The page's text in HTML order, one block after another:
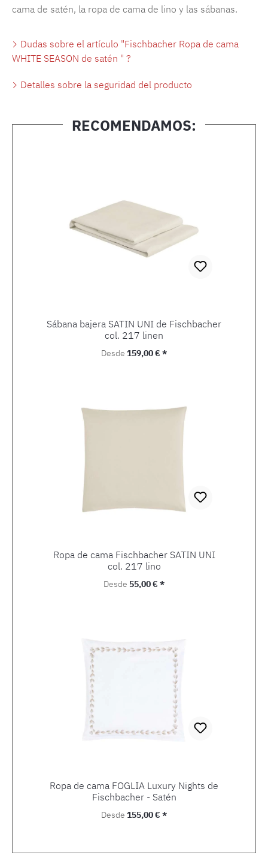
cama de satén, la ropa de cama de lino y las sábanas.
Dudas sobre el artículo "Fischbacher Ropa de cama
WHITE SEASON de satén " ?
Detalles sobre la seguridad del producto
RECOMENDAMOS:
Sábana bajera SATIN UNI de Fischbacher
col. 217 linen
Precio normal:
Desde 159,00 € *
Ropa de cama Fischbacher SATIN UNI
col. 217 lino
Precio normal:
Desde 55,00 € *
Ropa de cama FOGLIA Luxury Nights de
Fischbacher - Satén
Precio normal:
Desde 155,00 € *